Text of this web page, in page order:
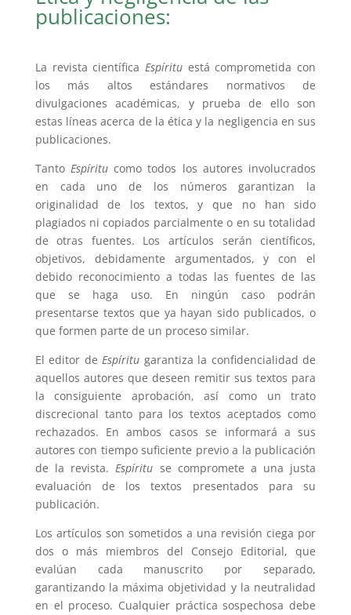
publicaciones:
La revista científica Espíritu está comprometida con
los más altos estándares normativos de
divulgaciones académicas, y prueba de ello son
estas líneas acerca de la ética y la negligencia en sus
publicaciones.
TantoEspíritu como todos los autores involucrados
en cada uno de los números garantizan la
originalidad de los textos, y que no han sido
plagiados ni copiados parcialmente o en su totalidad
de otras fuentes. Los artículos serán científicos,
objetivos, debidamente argumentados, y con el
debido reconocimiento a todas las fuentes de las
que se haga uso. En ningún caso podrán
presentarse textos que ya hayan sido publicados, o
que formen parte de un proceso similar.
El editor deEspíritu garantiza la confidencialidad de
aquellos autores que deseen remitir sus textos para
la consiguiente aprobación, así como un trato
discrecional tanto para los textos aceptados como
rechazados. En ambos casos se informará a sus
autores con tiempo suficiente previo a la publicación
de la revista.Espíritu se compromete a una justa
evaluación de los textos presentados para su
publicación.
Los artículos son sometidos a una revisión ciega por
dos o más miembros del Consejo Editorial, que
evalúan cada manuscrito por separado,
garantizando la máxima objetividad y la neutralidad
en el proceso. Cualquier práctica sospechosa debe